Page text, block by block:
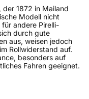
der 1872 in Mailand
Modell nicht
andere Pirelli-
durch gute
aus, weisen jedoch
Rollwiderstand auf.
besonders auf
Fahren geeignet.